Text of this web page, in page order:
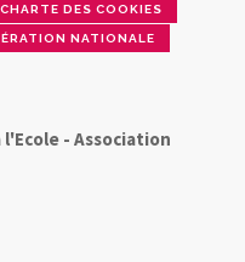
CHARTE DES COOKIES
NATIONALE
- Association